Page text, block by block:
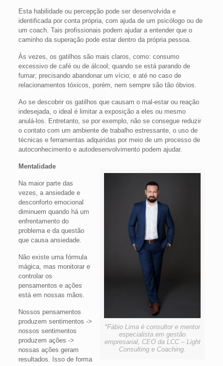
Esta habilidade ou percepção pode ser desenvolvida e
identificada por conta própria, com ajuda de um psicólogo ou de
um coach. Tais profissionais podem ajudar a entender que o
caminho da superação pode estar dentro da própria pessoa.
Às vezes, os gatilhos são mais claros, como: consumo
excessivo de café ou de álcool; quando se está parando de
fumar; precisando abandonar um vício; e até no caso de
relacionamentos tóxicos, porém, nem sempre são tão óbvios.
Ao se descobrir os gatilhos que causam o mal-estar ou reação
indesejada, o ideal é limitar a exposição a eles ou mesmo
anulá-los. Entretanto, se por exemplo, não se consegue reduzir
o contato com um ambiente de trabalho estressante, o uso de
técnicas e ferramentas adquiridas por meio de um processo de
autoconhecimento e autodesenvolvimento podem ajudar.
*Fábio Lima é consultor e mentor
especialista em gestão
empresarial, CEO da LCC – Light
Consulting e Coaching.
Mentalidade
Na maior parte das
vezes, a ansiedade e
desconforto emocional
diminuem quando há um
enfrentamento do
problema e da questão
que causa ansiedade.
Não existe uma fórmula
mágica, mas monitorar e
controlar os
pensamentos e ações
está em nossas mãos.
Nossos pensamentos
produzem sentimentos ->
nossos sentimentos
produzem ações ->
nossas ações geram
resultados. Isso de forma